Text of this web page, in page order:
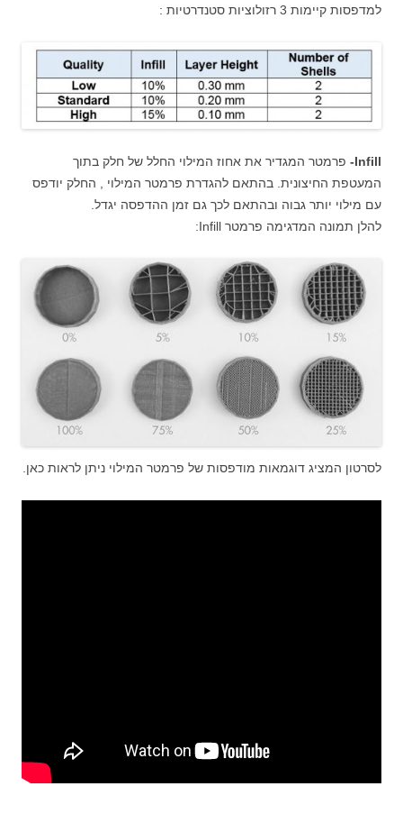
למדפסות קיימות 3 רזולוציות סטנדרטיות :
Infill-
פרמטר המגדיר את אחוז המילוי החלל של חלק בתוך
המעטפת החיצונית. בהתאם להגדרת פרמטר המילוי , החלק יודפס
עם מילוי יותר גבוה ובהתאם לכך גם זמן ההדפסה יגדל.
להלן תמונה המדגימה פרמטר Infill:
לסרטון המציג דוגמאות מודפסות של פרמטר המילוי ניתן לראות כאן.